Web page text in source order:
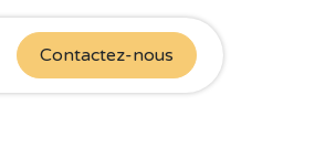
Contactez-nous